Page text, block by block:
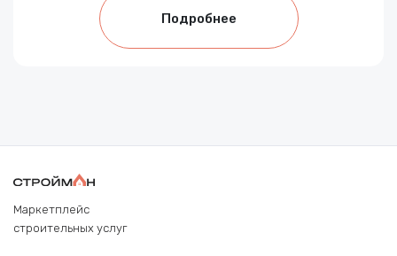
Подробнее
Маркетплейс
строительных услуг